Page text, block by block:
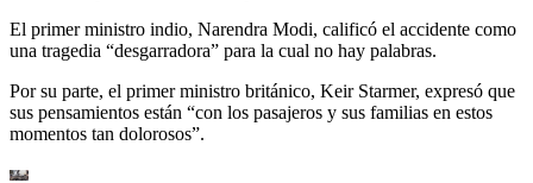
El primer ministro indio, Narendra Modi, calificó el accidente como
una tragedia “desgarradora” para la cual no hay palabras.
Por su parte, el primer ministro británico, Keir Starmer, expresó que
sus pensamientos están “con los pasajeros y sus familias en estos
momentos tan dolorosos”.